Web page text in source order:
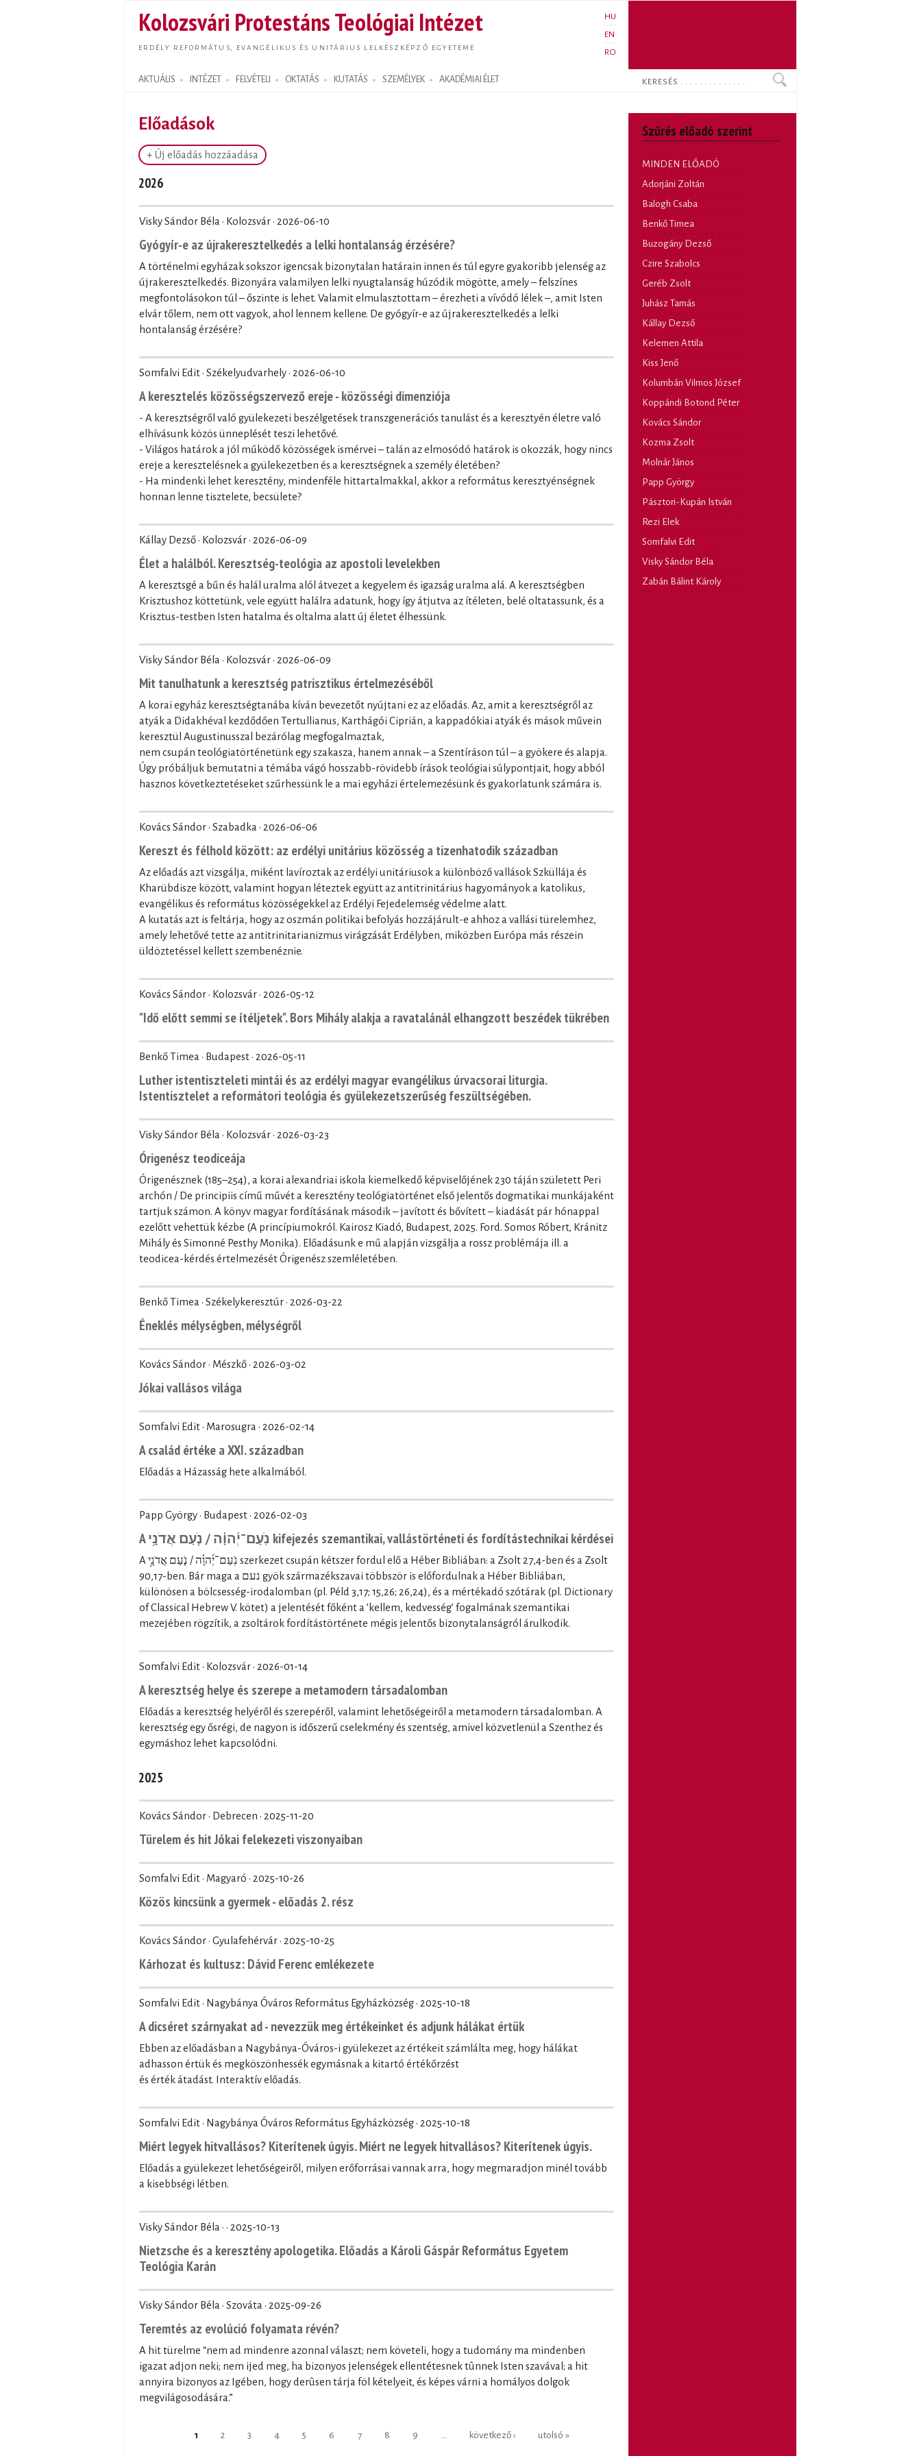
tartalomra
Kolozsvári Protestáns Teológiai Intézet
ERDÉLY REFORMÁTUS, EVANGÉLIKUS ÉS UNITÁRIUS LELKÉSZKÉPZŐ EGYETEME
HU
EN
RO
AKTUÁLIS INTÉZET FELVÉTELI OKTATÁS KUTATÁS SZEMÉLYEK AKADÉMIAI ÉLET
Search form
Keresés
Előadások
+ Új előadás hozzáadása
2026
Visky Sándor Béla · Kolozsvár · 2026-06-10
Gyógyír-e az újrakeresztelkedés a lelki hontalanság érzésére?
A történelmi egyházak sokszor igencsak bizonytalan határain innen és túl egyre gyakoribb jelenség az
újrakeresztelkedés. Bizonyára valamilyen lelki nyugtalanság húzódik mögötte, amely – felszínes
megfontolásokon túl – őszinte is lehet. Valamit elmulasztottam – érezheti a vívódó lélek –, amit Isten
elvár tőlem, nem ott vagyok, ahol lennem kellene. De gyógyír-e az újrakeresztelkedés a lelki
hontalanság érzésére?
Somfalvi Edit · Székelyudvarhely · 2026-06-10
A keresztelés közösségszervező ereje - közösségi dimenziója
- A keresztségről való gyülekezeti beszélgetések transzgenerációs tanulást és a keresztyén életre való
elhívásunk közös ünneplését teszi lehetővé.
- Világos határok a jól működő közösségek ismérvei – talán az elmosódó határok is okozzák, hogy nincs
ereje a keresztelésnek a gyülekezetben és a keresztségnek a személy életében?
- Ha mindenki lehet keresztény, mindenféle hittartalmakkal, akkor a református keresztyénségnek
honnan lenne tisztelete, becsülete?
Kállay Dezső · Kolozsvár · 2026-06-09
Élet a halálból. Keresztség-teológia az apostoli levelekben
A keresztsgé a bűn és halál uralma alól átvezet a kegyelem és igazság uralma alá. A keresztségben
Krisztushoz köttetünk, vele együtt halálra adatunk, hogy így átjutva az ítéleten, belé oltatassunk, és a
Krisztus-testben Isten hatalma és oltalma alatt új életet élhessünk.
Visky Sándor Béla · Kolozsvár · 2026-06-09
Mit tanulhatunk a keresztség patrisztikus értelmezéséből
A korai egyház keresztségtanába kíván bevezetőt nyújtani ez az előadás. Az, amit a keresztségről az
atyák a Didakhéval kezdődően Tertullianus, Karthágói Ciprián, a kappadókiai atyák és mások művein
keresztül Augustinusszal bezárólag megfogalmaztak,
nem csupán teológiatörténetünk egy szakasza, hanem annak – a Szentíráson túl – a gyökere és alapja.
Úgy próbáljuk bemutatni a témába vágó hosszabb-rövidebb írások teológiai súlypontjait, hogy abból
hasznos következtetéseket szűrhessünk le a mai egyházi értelemezésünk és gyakorlatunk számára is.
Kovács Sándor · Szabadka · 2026-06-06
Kereszt és félhold között: az erdélyi unitárius közösség a tizenhatodik században
Az előadás azt vizsgálja, miként lavíroztak az erdélyi unitáriusok a különböző vallások Szküllája és
Kharübdisze között, valamint hogyan léteztek együtt az antitrinitárius hagyományok a katolikus,
evangélikus és református közösségekkel az Erdélyi Fejedelemség védelme alatt.
A kutatás azt is feltárja, hogy az oszmán politikai befolyás hozzájárult-e ahhoz a vallási türelemhez,
amely lehetővé tette az antitrinitarianizmus virágzását Erdélyben, miközben Európa más részein
üldöztetéssel kellett szembenéznie.
Kovács Sándor · Kolozsvár · 2026-05-12
"Idő előtt semmi se ítéljetek". Bors Mihály alakja a ravatalánál elhangzott beszédek tükrében
Benkő Timea · Budapest · 2026-05-11
Luther istentiszteleti mintái és az erdélyi magyar evangélikus úrvacsorai liturgia.
Istentisztelet a reformátori teológia és gyülekezetszerűség feszültségében.
Visky Sándor Béla · Kolozsvár · 2026-03-23
Órigenész teodiceája
Órigenésznek (185–254), a korai alexandriai iskola kiemelkedő képviselőjének 230 táján született Peri
archón / De principiis című művét a keresztény teológiatörténet első jelentős dogmatikai munkájaként
tartjuk számon. A könyv magyar fordításának második – javított és bővített – kiadását pár hónappal
ezelőtt vehettük kézbe (A princípiumokról. Kairosz Kiadó, Budapest, 2025. Ford. Somos Róbert, Kránitz
Mihály és Simonné Pesthy Monika). Előadásunk e mű alapján vizsgálja a rossz problémája ill. a
teodicea-kérdés értelmezését Órigenész szemléletében.
Benkő Timea · Székelykeresztúr · 2026-03-22
Éneklés mélységben, mélységről
Kovács Sándor · Mészkő · 2026-03-02
Jókai vallásos világa
Somfalvi Edit · Marosugra · 2026-02-14
A család értéke a XXI. században
Előadás a Házasság hete alkalmából.
Papp György · Budapest · 2026-02-03
A נֹֽעַם־יְ֜הוָ֗ה / נֹ֤עַם אֲדֹנָ֥י kifejezés szemantikai, vallástörténeti és fordítástechnikai kérdései
A נֹֽעַם־יְ֜הוָ֗ה / נֹ֤עַם אֲדֹנָ֥י szerkezet csupán kétszer fordul elő a Héber Bibliában: a Zsolt 27,4-ben és a Zsolt
90,17-ben. Bár maga a נעם gyök származékszavai többször is előfordulnak a Héber Bibliában,
különösen a bölcsesség-irodalomban (pl. Péld 3,17; 15,26; 26,24), és a mértékadó szótárak (pl. Dictionary
of Classical Hebrew V. kötet) a jelentését főként a ’kellem, kedvesség’ fogalmának szemantikai
mezejében rögzítik, a zsoltárok fordítástörténete mégis jelentős bizonytalanságról árulkodik.
Somfalvi Edit · Kolozsvár · 2026-01-14
A keresztség helye és szerepe a metamodern társadalomban
Előadás a keresztség helyéről és szerepéről, valamint lehetőségeiről a metamodern társadalomban. A
keresztség egy ősrégi, de nagyon is időszerű cselekmény és szentség, amivel közvetlenül a Szenthez és
egymáshoz lehet kapcsolódni.
2025
Kovács Sándor · Debrecen · 2025-11-20
Türelem és hit Jókai felekezeti viszonyaiban
Somfalvi Edit · Magyaró · 2025-10-26
Közös kincsünk a gyermek - előadás 2. rész
Kovács Sándor · Gyulafehérvár · 2025-10-25
Kárhozat és kultusz: Dávid Ferenc emlékezete
Somfalvi Edit · Nagybánya Óváros Református Egyházközség · 2025-10-18
A dicséret szárnyakat ad - nevezzük meg értékeinket és adjunk hálákat értük
Ebben az előadásban a Nagybánya-Óváros-i gyülekezet az értékeit számlálta meg, hogy hálákat
adhasson értük és megköszönhessék egymásnak a kitartó értékőrzést
és érték átadást. Interaktív előadás.
Somfalvi Edit · Nagybánya Óváros Református Egyházközség · 2025-10-18
Miért legyek hitvallásos? Kiterítenek úgyis. Miért ne legyek hitvallásos? Kiterítenek úgyis.
Előadás a gyülekezet lehetőségeiről, milyen erőforrásai vannak arra, hogy megmaradjon minél tovább
a kisebbségi létben.
Visky Sándor Béla · · 2025-10-13
Nietzsche és a keresztény apologetika. Előadás a Károli Gáspár Református Egyetem
Teológia Karán
Visky Sándor Béla · Szováta · 2025-09-26
Teremtés az evolúció folyamata révén?
A hit türelme “nem ad mindenre azonnal választ; nem követeli, hogy a tudomány ma mindenben
igazat adjon neki; nem ijed meg, ha bizonyos jelenségek ellentétesnek tûnnek Isten szavával; a hit
annyira bizonyos az Igében, hogy derûsen tárja föl kételyeit, és képes várni a homályos dolgok
megvilágosodására.”
1 2 3 4 5 6 7 8 9 következő › utolsó »
Szűrés előadó szerint
MINDEN ELŐADÓ
Adorjáni Zoltán
Balogh Csaba
Benkő Timea
Buzogány Dezső
Czire Szabolcs
Geréb Zsolt
Juhász Tamás
Kállay Dezső
Kelemen Attila
Kiss Jenő
Kolumbán Vilmos József
Koppándi Botond Péter
Kovács Sándor
Kozma Zsolt
Molnár János
Papp György
Pásztori-Kupán István
Rezi Elek
Somfalvi Edit
Visky Sándor Béla
Zabán Bálint Károly